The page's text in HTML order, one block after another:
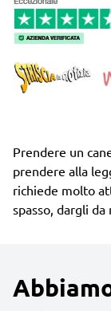
Prendere un
prendere alla
richiede molto
spasso, dargli da